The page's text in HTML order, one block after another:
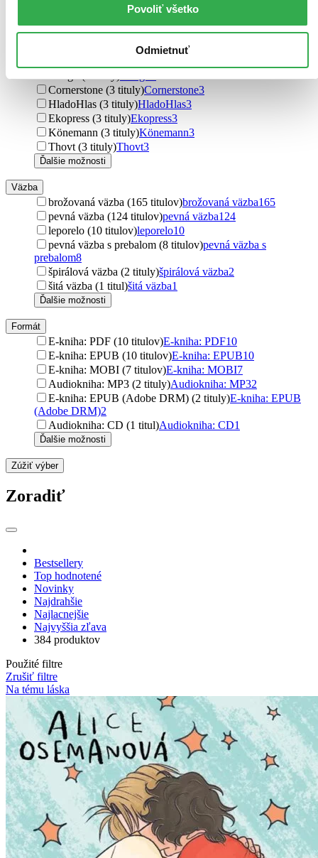
Povoliť všetko
Odmietnuť
HarperCollins (3 tituly)HarperCollins
Headline Book (3 tituly)Headline Book3
Pearson3
Cornerstone (3 tituly)Cornerstone3
HladoHlas (3 tituly)HladoHlas3
Ekopress (3 tituly)Ekopress3
Könemann (3 tituly)Könemann3
Thovt (3 tituly)Thovt3
Ďalšie možnosti
Väzba
brožovaná väzba (165 titulov)brožovaná väzba165
pevná väzba (124 titulov)pevná väzba124
leporelo (10 titulov)leporelo10
pevná väzba s prebalom (8 titulov)pevná väzba s
prebalom8
špirálová väzba (2 tituly)špirálová väzba2
šitá väzba (1 titul)šitá väzba1
Ďalšie možnosti
Formát
E-kniha: PDF (10 titulov)E-kniha: PDF10
E-kniha: EPUB (10 titulov)E-kniha: EPUB10
E-kniha: MOBI (7 titulov)E-kniha: MOBI7
Audiokniha: MP3 (2 tituly)Audiokniha: MP32
E-kniha: EPUB (Adobe DRM) (2 tituly)E-kniha: EPUB
(Adobe DRM)2
Audiokniha: CD (1 titul)Audiokniha: CD1
Ďalšie možnosti
Zúžiť výber
Zoradiť
Bestsellery
Top hodnotené
Novinky
Najdrahšie
Najlacnejšie
Najvyššia zľava
384 produktov
Použité filtre
Zrušiť filtre
Na tému láska